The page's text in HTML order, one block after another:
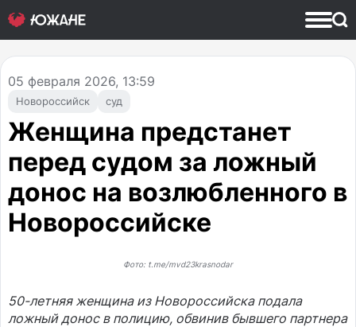
Новороссийск суд
05 февраля 2026, 13:59
Женщина предстанет
перед судом за ложный
донос на возлюбленного в
Новороссийске
Фото: t.me/mvd23krasnodar
50-летняя женщина из Новороссийска подала
ложный донос в полицию, обвинив бывшего партнера